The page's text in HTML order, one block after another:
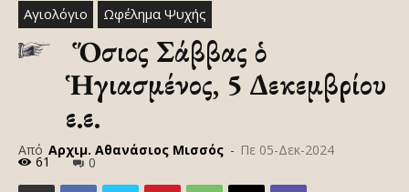
Αγιολόγιο Ωφέλημα Ψυχής
Ὁ Ὅσιος Σάββας ὁ
Ἡγιασμένος, 5 Δεκεμβρίου
ε.ε.
Από Αρχιμ. Αθανάσιος Μισσός - Πε 05-Δεκ-2024
61 0